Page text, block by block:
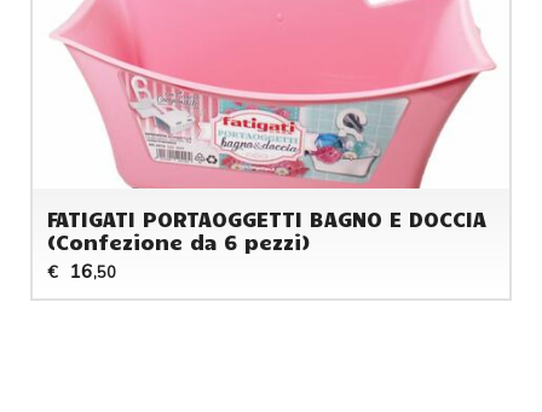
FATIGATI PORTAOGGETTI BAGNO E DOCCIA
(Confezione da 6 pezzi)
€ 16,50